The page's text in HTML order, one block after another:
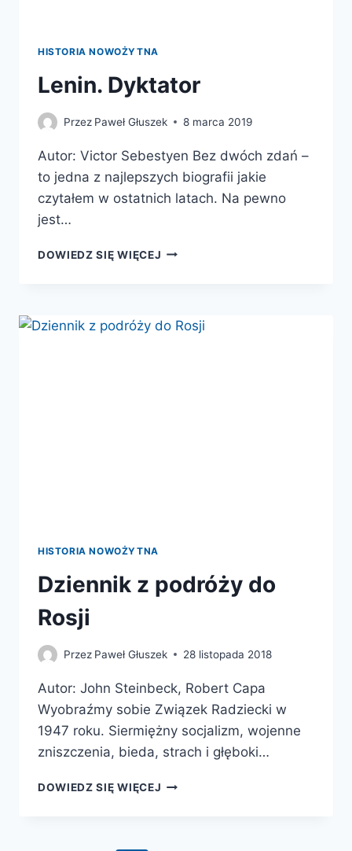
HISTORIA NOWOŻYTNA
Lenin. Dyktator
Przez Paweł Głuszek 8 marca 2019
Autor: Victor Sebestyen Bez dwóch zdań –
to jedna z najlepszych biografii jakie
czytałem w ostatnich latach. Na pewno
jest…
DOWIEDZ SIĘ WIĘCEJ LENIN.
HISTORIA NOWOŻYTNA
Dziennik z podróży do
Rosji
Przez Paweł Głuszek 28 listopada 2018
Autor: John Steinbeck, Robert Capa
Wyobraźmy sobie Związek Radziecki w
1947 roku. Siermiężny socjalizm, wojenne
zniszczenia, bieda, strach i głęboki…
DOWIEDZ SIĘ WIĘCEJ DZIENNIK